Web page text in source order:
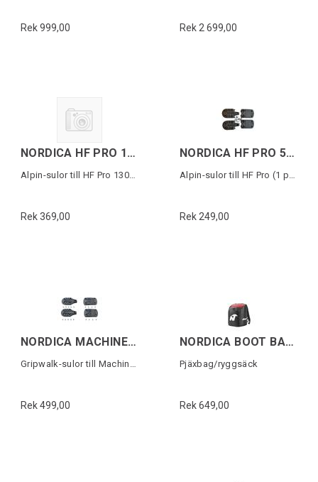
Rek 999,00 Rek 2 699,00
NORDICA HF PRO 130/105W 5355 PU SOLES
Alpin-sulor till HF Pro 130/105W (1 par)
Rek 369,00
NORDICA HF PRO 5355 PU SOLES
Alpin-sulor till HF Pro (1 par)
Rek 249,00
NORDICA MACHINE LINE G/WALK (22) SOLES
Gripwalk-sulor till Machine-serien 1par
Rek 499,00
NORDICA BOOT BACKPACK LITE Svart/Röd
Pjäxbag/ryggsäck
Rek 649,00